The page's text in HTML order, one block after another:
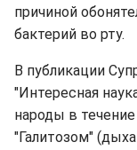
причиной
бактерий во рту.
В публикации
"Интересная
народы в
"Галитозом"